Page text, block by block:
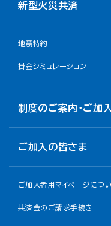
新型火災共済
地震特約
掛金シミュレーション
制度のご案内・ご加
ご加入の皆さま
ご加入者用マイページにつ
共済金のご請求手続き